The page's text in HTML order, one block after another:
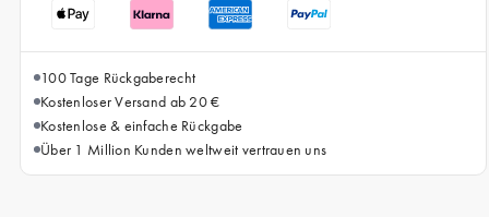
Alle Handymodelle
100 Tage Rückgaberecht
Kostenloser Versand ab 20 €
Kostenlose & einfache Rückgabe
Über 1 Million Kunden weltweit vertrauen uns